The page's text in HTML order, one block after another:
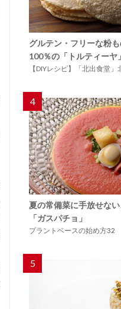
グルテン・フリーな粉
100％の「トルティーヤ」
【DIYレシピ】「北出食堂
4
夏の常備菜に手放せな
「ガスパチョ」
プラントベースの始め方32
5